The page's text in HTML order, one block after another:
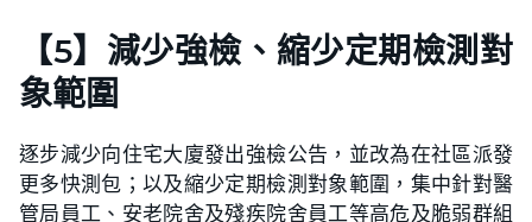
【5】減少強檢、縮少定期檢測對
象範圍
逐步減少向住宅大廈發出強檢公告，並改為在社區派發
更多快測包；以及縮少定期檢測對象範圍，集中針對醫
管局員工、安老院舍及殘疾院舍員工等高危及脆弱群組